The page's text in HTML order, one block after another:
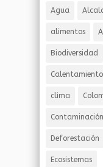
Agua
alimentos
Biodiversidad
clima
Contaminación
Deforestación
Ecosistemas